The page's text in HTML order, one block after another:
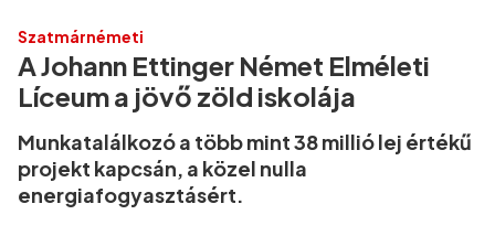
Szatmárnémeti
A Johann Ettinger Német Elméleti
Líceum a jövő zöld iskolája
Munkatalálkozó a több mint 38 millió lej értékű
projekt kapcsán, a közel nulla
energiafogyasztásért.